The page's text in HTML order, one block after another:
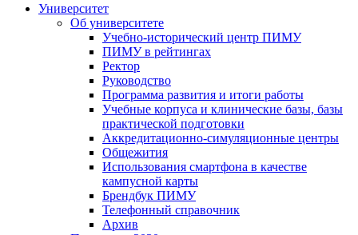
Университет
Об университете
Учебно-исторический центр ПИМУ
ПИМУ в рейтингах
Ректор
Руководство
Программа развития и итоги работы
Учебные корпуса и клинические базы, базы
практической подготовки
Аккредитационно-симуляционные центры
Общежития
Использования смартфона в качестве
кампусной карты
Брендбук ПИМУ
Телефонный справочник
Архив